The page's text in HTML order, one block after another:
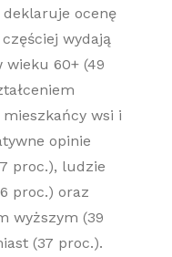
ocenę
wydają
wieku 60+ (49
wsi i
opinie
proc.), ludzie
proc.) oraz
wyższym (39
(37 proc.).